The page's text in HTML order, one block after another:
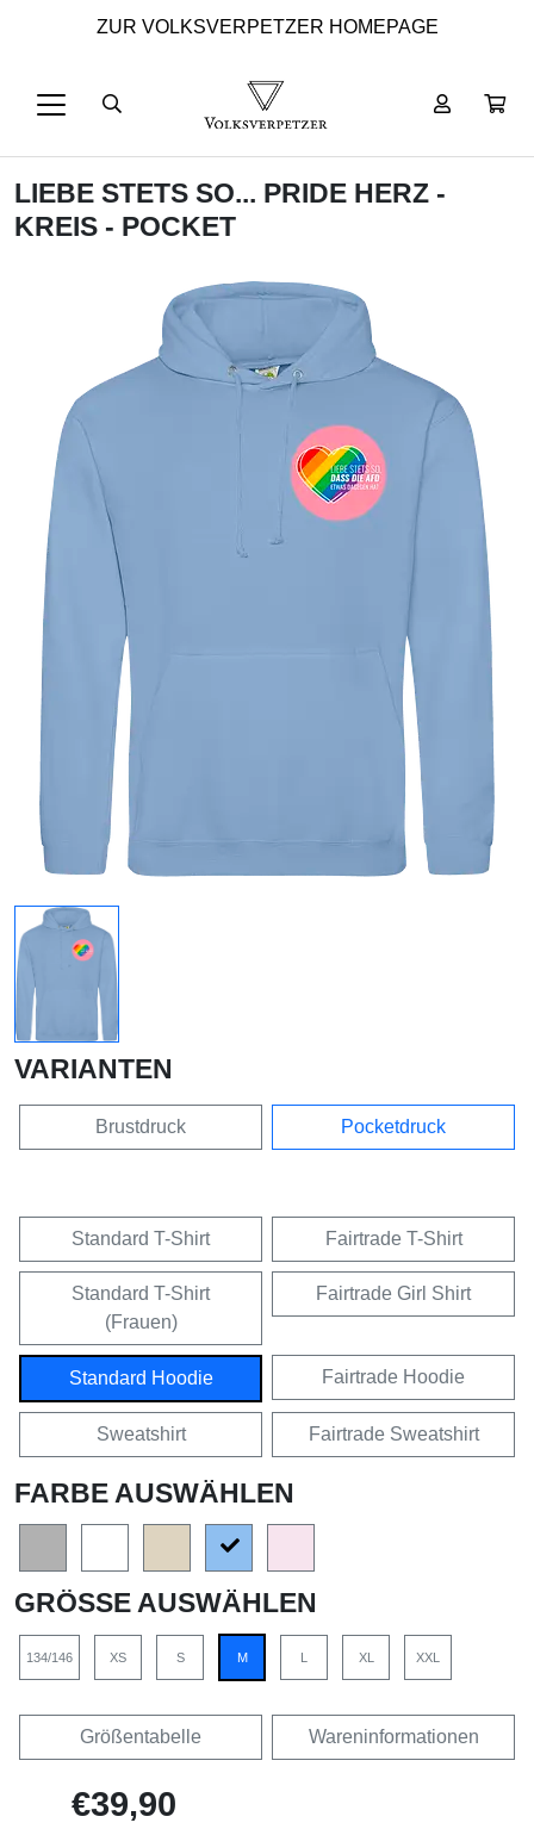
ZUR VOLKSVERPETZER HOMEPAGE
LIEBE STETS SO... PRIDE HERZ -
KREIS - POCKET
VARIANTEN
Brustdruck Pocketdruck
Standard T-Shirt Fairtrade T-Shirt
Standard T-Shirt
(Frauen)
Fairtrade Girl Shirt
Standard Hoodie Fairtrade Hoodie
Sweatshirt Fairtrade Sweatshirt
FARBE AUSWÄHLEN
GRÖSSE AUSWÄHLEN
134/146 XS S M L XL XXL
Größentabelle Wareninformationen
€39,90